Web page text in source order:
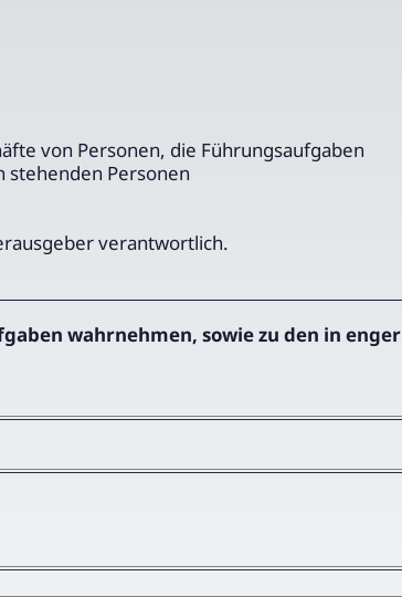
von Personen, die Führungsaufgaben
stehenden Personen
verantwortlich.
wahrnehmen, sowie zu den in enger